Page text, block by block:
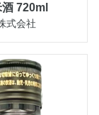
両関純米酒 720ml
式会社